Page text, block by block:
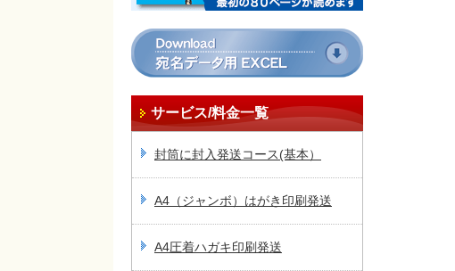
サービス/料金一覧
封筒に封入発送コース(基本）
A4（ジャンボ）はがき印刷発送
A4圧着ハガキ印刷発送